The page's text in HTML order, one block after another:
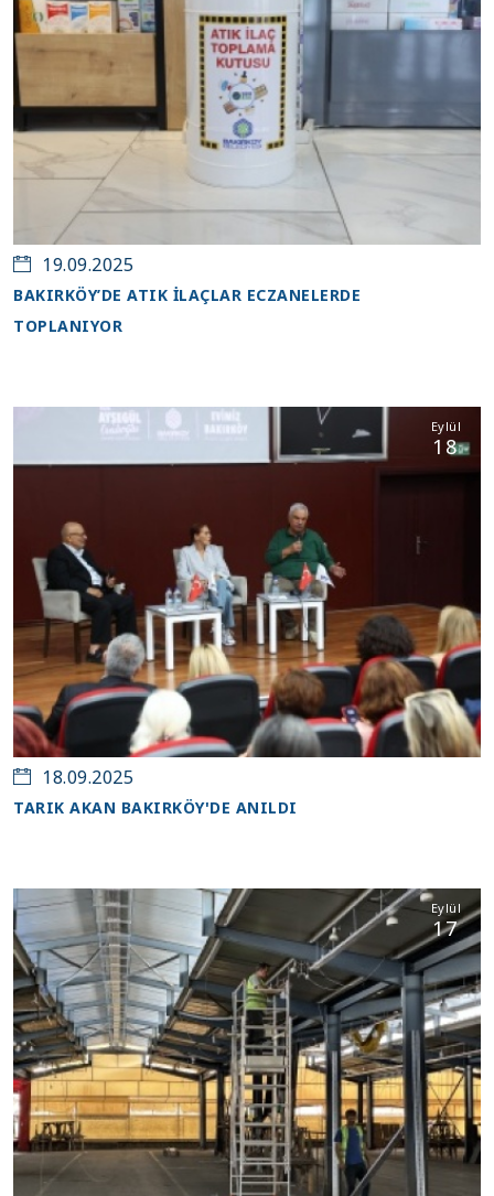
19.09.2025
BAKIRKÖY’DE ATIK İLAÇLAR ECZANELERDE
TOPLANIYOR
Eylül
18
18.09.2025
TARIK AKAN BAKIRKÖY'DE ANILDI
Eylül
17